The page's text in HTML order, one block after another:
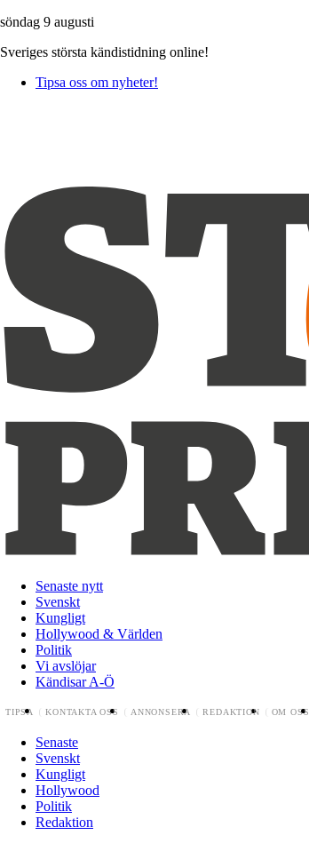
söndag 9 augusti
Sveriges största kändistidning online!
Tipsa oss om nyheter!
Senaste nytt
Svenskt
Kungligt
Hollywood & Världen
Politik
Vi avslöjar
Kändisar A-Ö
TIPSA KONTAKTA OSS ANNONSERA REDAKTION OM OSS
Senaste
Svenskt
Kungligt
Hollywood
Politik
Redaktion